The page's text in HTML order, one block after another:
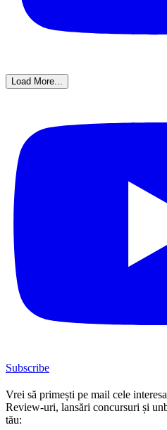
Load More...
Subscribe
Vrei să primești pe mail cele
Review-uri, lansări concursuri și
tău: